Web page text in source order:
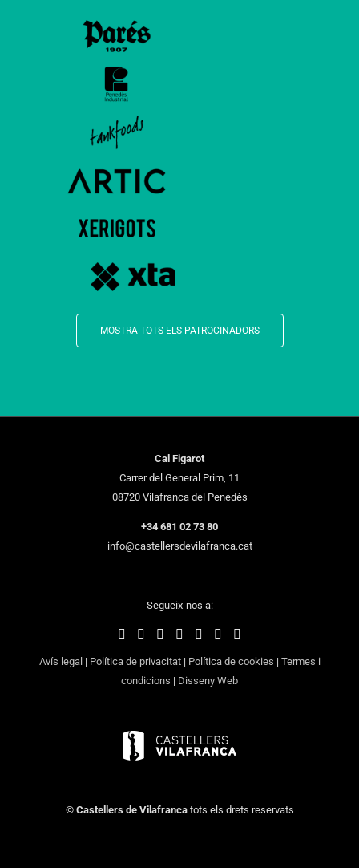
MOSTRA TOTS ELS PATROCINADORS
Cal Figarot
Carrer del General Prim, 11
08720 Vilafranca del Penedès
+34 681 02 73 80
info@castellersdevilafranca.cat
Segueix-nos a:
Avís legal| Política de privacitat| Política de cookies | Termes i
condicions | Disseny Web
© Castellers de Vilafrancatots els drets reservats